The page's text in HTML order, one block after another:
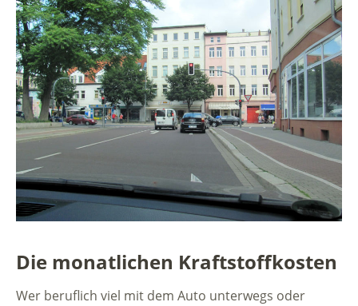
Die monatlichen Kraftstoffkosten
Wer beruflich viel mit dem Auto unterwegs oder